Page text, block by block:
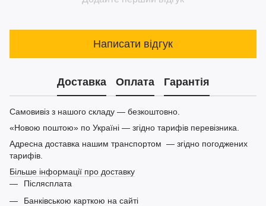
Написати відгук
Доставка Оплата Гарантія
Самовивіз з нашого складу — безкоштовно.
«Новою поштою» по Україні — згідно тарифів перевізника.
Адресна доставка нашим транспортом — згідно погоджених
тарифів.
Більше інформації про доставку
Післясплата
Банківською карткою на сайті